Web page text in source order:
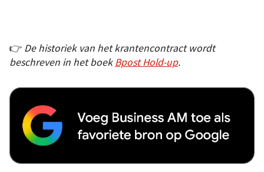
👉 De historiek van het krantencontract wordt
beschreven in het boekBpost Hold-up.